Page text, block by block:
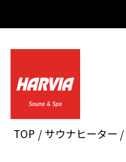
TOP サウナヒーター